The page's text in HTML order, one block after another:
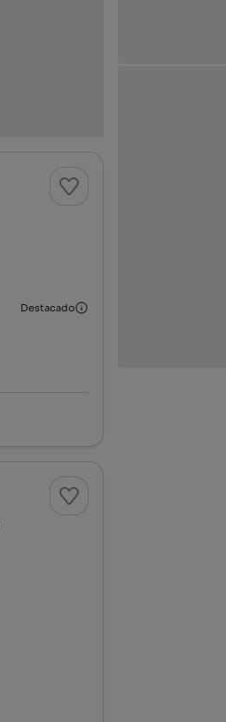
Destacado